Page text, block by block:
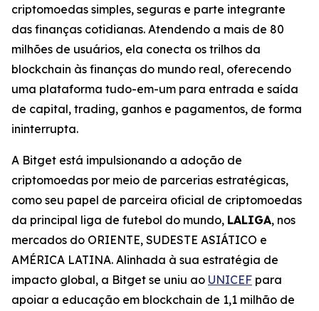
criptomoedas simples, seguras e parte integrante
das finanças cotidianas. Atendendo a mais de 80
milhões de usuários, ela conecta os trilhos da
blockchain às finanças do mundo real, oferecendo
uma plataforma tudo-em-um para entrada e saída
de capital, trading, ganhos e pagamentos, de forma
ininterrupta.
A Bitget está impulsionando a adoção de
criptomoedas por meio de parcerias estratégicas,
como seu papel de parceira oficial de criptomoedas
da principal liga de futebol do mundo, LALIGA, nos
mercados do ORIENTE, SUDESTE ASIÁTICO e
AMÉRICA LATINA. Alinhada à sua estratégia de
impacto global, a Bitget se uniu ao UNICEF para
apoiar a educação em blockchain de 1,1 milhão de